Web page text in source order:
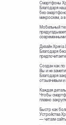
Смартфоны
Благодаря
без
микросхем, а
Мобильный
Дизайн Xperia
Благодаря
Создан как по
Вы и не
Благодаря
отзывчивым и
Каждая
Чтобы
плавно
Быстр как
Устройства
— читали